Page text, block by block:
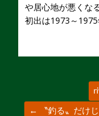
や居心地が悪く
初出は1973～1975
←
〝釣る〟だけ